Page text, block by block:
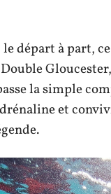
départ à part,
la simple
et